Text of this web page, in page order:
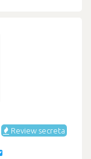
Review secreta